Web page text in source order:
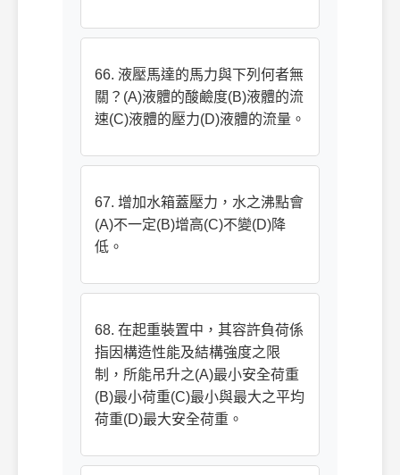
66. 液壓馬達的馬力與下列何者無
關？(A)液體的酸鹼度(B)液體的流
速(C)液體的壓力(D)液體的流量。
67. 增加水箱蓋壓力，水之沸點會
(A)不一定(B)增高(C)不變(D)降
低。
68. 在起重裝置中，其容許負荷係
指因構造性能及結構強度之限
制，所能吊升之(A)最小安全荷重
(B)最小荷重(C)最小與最大之平均
荷重(D)最大安全荷重。